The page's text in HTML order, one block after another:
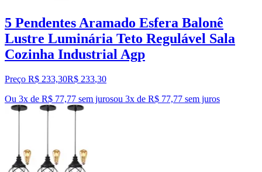
5 Pendentes Aramado Esfera Balonê
Lustre Luminária Teto Regulável Sala
Cozinha Industrial Agp
Preço R$ 233,30R$ 233,30
Ou 3x de R$ 77,77 sem jurosou 3x de R$ 77,77 sem juros